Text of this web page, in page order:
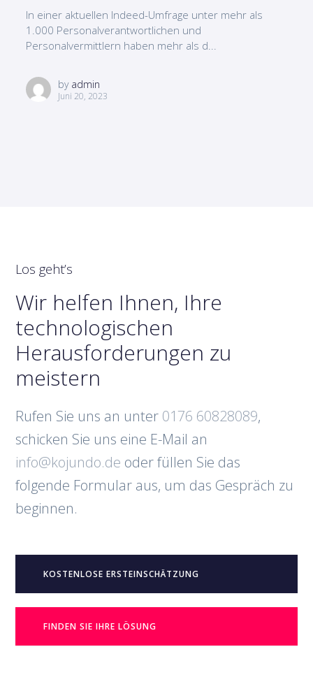
In einer aktuellen Indeed-Umfrage unter mehr als
1.000 Personalverantwortlichen und
Personalvermittlern haben mehr als d...
by admin
Juni 20, 2023
Los geht’s
Wir helfen Ihnen, Ihre
technologischen
Herausforderungen zu
meistern
Rufen Sie uns an unter 0176 60828089,
schicken Sie uns eine E-Mail an
info@kojundo.de oder füllen Sie das
folgende Formular aus, um das Gespräch zu
beginnen.
KOSTENLOSE ERSTEINSCHÄTZUNG
FINDEN SIE IHRE LÖSUNG